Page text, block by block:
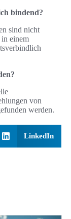
bindend?
sind nicht
einem
von
werden.
LinkedIn